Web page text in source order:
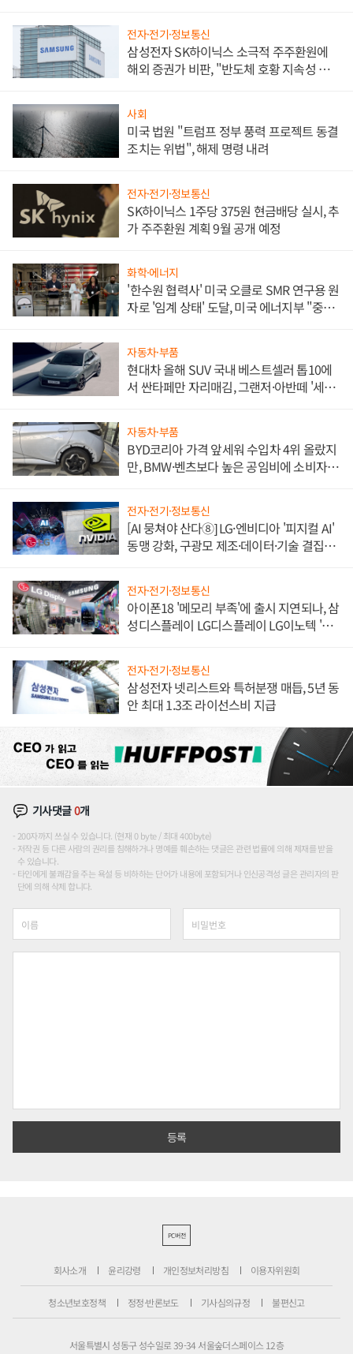
전자·전기·정보통신
삼성전자 SK하이닉스 소극적 주주환원에
해외 증권가 비판, "반도체 호황 지속성 의
사회
미국 법원 "트럼프 정부 풍력 프로젝트 동결
조치는 위법", 해제 명령 내려
전자·전기·정보통신
SK하이닉스 1주당 375원 현금배당 실시, 추
가 주주환원 계획 9월 공개 예정
화학·에너지
'한수원 협력사' 미국 오클로 SMR 연구용 원
자로 '임계 상태' 도달, 미국 에너지부 "중요
자동차·부품
현대차 올해 SUV 국내 베스트셀러 톱10에
서 싼타페만 자리매김, 그랜저·아반떼 '세단
자동차·부품
BYD코리아 가격 앞세워 수입차 4위 올랐지
만, BMW·벤츠보다 높은 공임비에 소비자
전자·전기·정보통신
[AI 뭉쳐야 산다⑧] LG·엔비디아 '피지컬 AI'
동맹 강화, 구광모 제조·데이터·기술 결집
전자·전기·정보통신
아이폰18 '메모리 부족'에 출시 지연되나, 삼
성디스플레이 LG디스플레이 LG이노텍 '탈
전자·전기·정보통신
삼성전자 넷리스트와 특허분쟁 매듭, 5년 동
안 최대 1.3조 라이선스비 지급
기사댓글0개
200자까지 쓰실 수 있습니다. (현재 0 byte / 최대 400byte)
저작권 등 다른 사람의 권리를 침해하거나 명예를 훼손하는 댓글은 관련 법률에 의해 제재를 받을
수 있습니다.
타인에게 불쾌감을 주는 욕설 등 비하하는 단어가 내용에 포함되거나 인신공격성 글은 관리자의 판
단에 의해 삭제 합니다.
PC버전
회사소개 윤리강령 개인정보처리방침 이용자위원회
청소년보호정책 정정·반론보도 기사심의규정 불편신고
서울특별시 성동구 성수일로 39-34 서울숲더스페이스 12층